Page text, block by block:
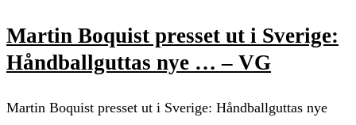
Martin Boquist presset ut i Sverige:
Håndballguttas nye … – VG
Martin Boquist presset ut i Sverige: Håndballguttas nye